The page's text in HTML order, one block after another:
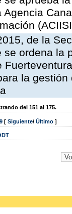
de la
se ordena la
la
del 151 al 175.
9 [ Siguiente/ Último ]